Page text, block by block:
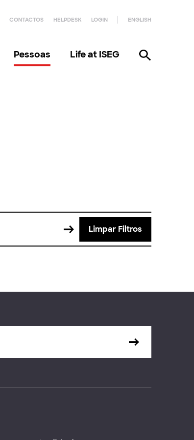
CONTACTOS HELPDESK LOGIN ENGLISH
Pessoas Life at ISEG
Limpar Filtros